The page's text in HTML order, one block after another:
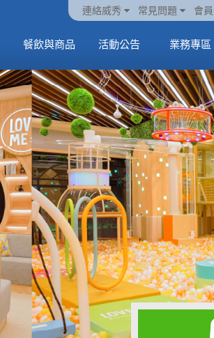
連絡威秀 常見問題 會
火熱預售中《橡樹街
末日》
MORE
火
餐飲與商品
🥤威秀獨家電影套餐
🥤全台熱賣中
MORE
《
活動公告 業務專區